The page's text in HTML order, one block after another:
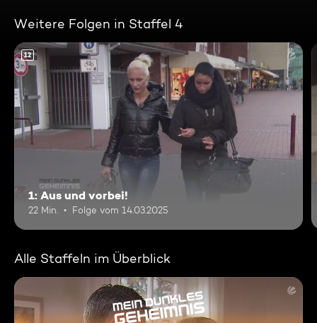
Weitere Folgen in Staffel 4
12
1: Aus und vorbei!
22 Min. Folge vom 14.03.2025
Alle Staffeln im Überblick